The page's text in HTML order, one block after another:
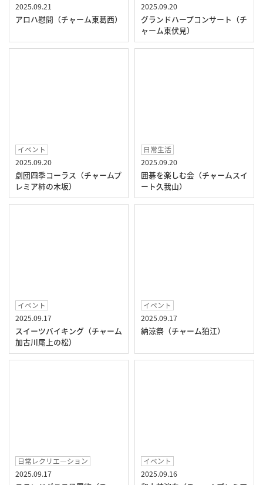
2025.09.21
アロハ慰問（チャーム東葛西）
2025.09.20
グランドハープコンサート（チ
ャーム東伏見）
イベント
2025.09.20
劇団四季コーラス（チャームプ
レミア柿の木坂）
日常生活
2025.09.20
囲碁を楽しむ会（チャームスイ
ート久我山）
イベント
2025.09.17
スイーツバイキング（チャーム
加古川尾上の松）
イベント
2025.09.17
納涼祭（チャーム狛江）
日常レクリエ―ション
2025.09.17
イベント
2025.09.16